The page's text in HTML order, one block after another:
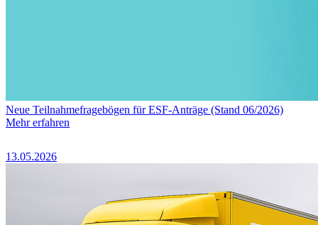
Neue Teilnahmefragebögen für ESF-Anträge (Stand 06/2026)
Mehr erfahren
13.05.2026